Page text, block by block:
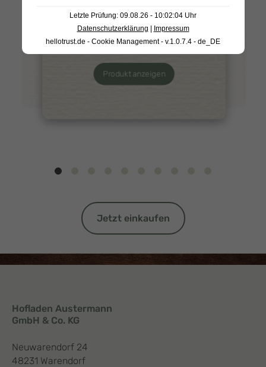
Produkt anzeigenGrünkohlpesto 170g
Produkt anzeigen
Produkt anzeigen
Jetzt einkaufen
Hofladen Austermann
GmbH & Co. KG
Neuwarendorf 24
48231 Warendorf
Letzte Prüfung: 09.08.26 - 10:02:04 Uhr
Datenschutzerklärung
Impressum
hellotrust.de - Cookie Management - v.1.0.7.4 - de_DE